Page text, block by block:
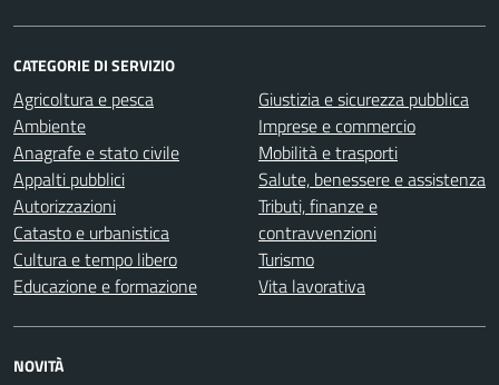
CATEGORIE DI SERVIZIO
Agricoltura e pesca
Ambiente
Anagrafe e stato civile
Appalti pubblici
Autorizzazioni
Catasto e urbanistica
Cultura e tempo libero
Educazione e formazione
Giustizia e sicurezza pubblica
Imprese e commercio
Mobilità e trasporti
Salute, benessere e assistenza
Tributi, finanze e
contravvenzioni
Turismo
Vita lavorativa
NOVITÀ